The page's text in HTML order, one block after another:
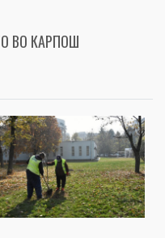
ВО КАРПОШ